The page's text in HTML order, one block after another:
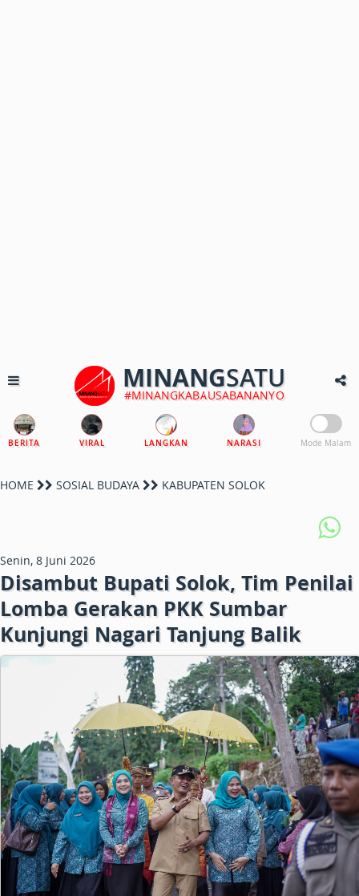
MINANGSATU
#MINANGKABAUSABANANYO
BERITA VIRAL LANGKAN NARASI Mode Malam
HOME SOSIAL BUDAYA KABUPATEN SOLOK
Senin, 8 Juni 2026
Disambut Bupati Solok, Tim Penilai
Lomba Gerakan PKK Sumbar
Kunjungi Nagari Tanjung Balik